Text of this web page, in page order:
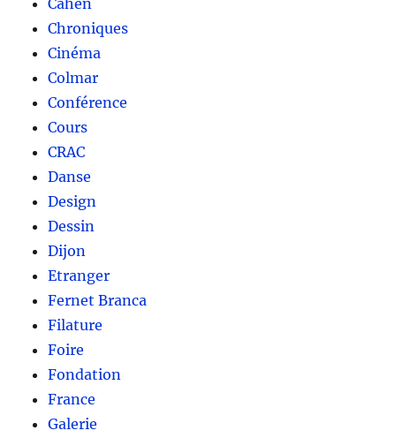
Chroniques
Cinéma
Colmar
Conférence
Cours
CRAC
Danse
Design
Dessin
Dijon
Etranger
Fernet Branca
Filature
Foire
Fondation
France
Galerie